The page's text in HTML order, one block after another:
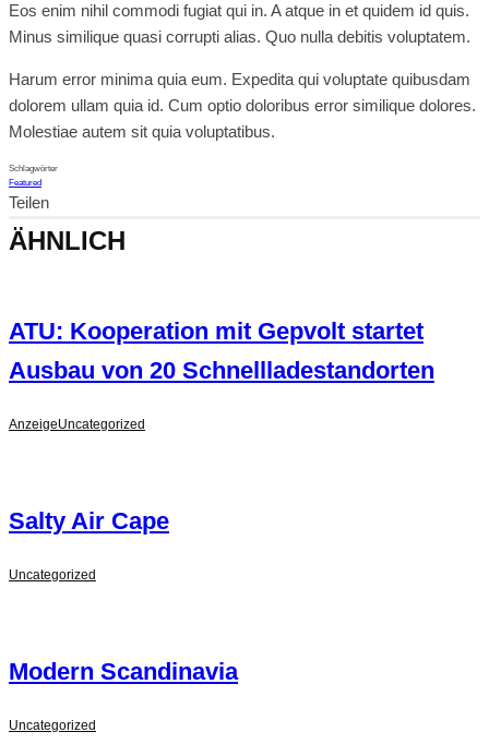
Eos enim nihil commodi fugiat qui in. A atque in et quidem id quis.
Minus similique quasi corrupti alias. Quo nulla debitis voluptatem.
Harum error minima quia eum. Expedita qui voluptate quibusdam
dolorem ullam quia id. Cum optio doloribus error similique dolores.
Molestiae autem sit quia voluptatibus.
Schlagwörter
Featured
Teilen
ÄHNLICH
ATU: Kooperation mit Gepvolt startet
Ausbau von 20 Schnellladestandorten
AnzeigeUncategorized
Salty Air Cape
Uncategorized
Modern Scandinavia
Uncategorized